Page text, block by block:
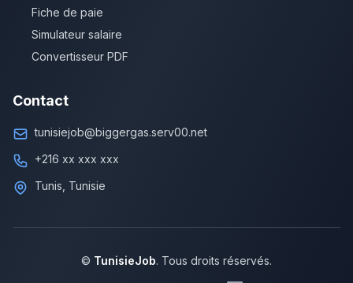
Fiche de paie
Simulateur salaire
Convertisseur PDF
Contact
tunisiejob@biggergas.serv00.net
+216 xx xxx xxx
Tunis, Tunisie
© TunisieJob. Tous droits réservés.